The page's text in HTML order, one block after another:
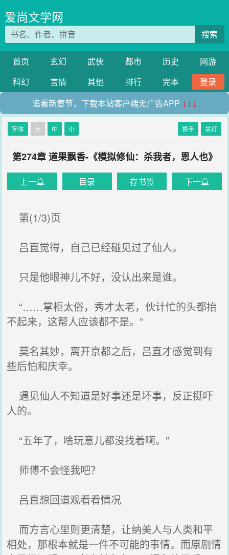
爱尚文学网
搜索
首页 玄幻 武侠 都市 历史
网游
科幻
言情 其他 排行 完本
登录
追看新章节，下载本站客户端无广告APP ↓↓↓
字体 大 中 小 换手 关灯
第274章 道果飘香-《模拟修仙：杀我者，恩人也》
上一章 目录 存书签 下一章
第(1/3)页
吕直觉得，自己已经碰见过了仙人。
只是他眼神儿不好，没认出来是谁。
“……掌柜太俗，秀才太老，伙计忙的头都抬
不起来，这帮人应该都不是。”
莫名其妙，离开京都之后，吕直才感觉到有
些后怕和庆幸。
遇见仙人不知道是好事还是坏事，反正挺吓
人的。
“五年了，啥玩意儿都没找着啊。”
师傅不会怪我吧？
吕直想回道观看看情况
而方言心里则更清楚，让纳美人与人类和平
相处，那根本就是一件不可能的事情。而原剧情